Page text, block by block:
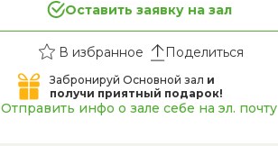
Оставить заявку на зал
Поделиться
Забронируй Основной зал и
получи приятный подарок!
Отправить инфо о зале себе на эл. почту